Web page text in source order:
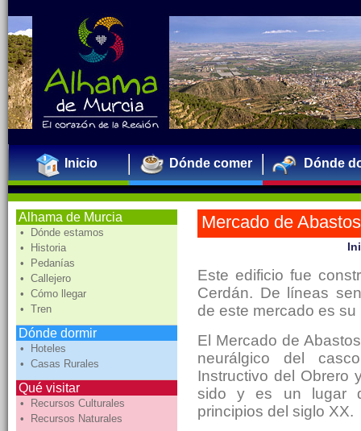
Inicio Dónde comer Dónde
Alhama de Murcia
• Dónde estamos
• Historia
• Pedanías
• Callejero
• Cómo llegar
• Tren
Dónde dormir
• Hoteles
• Casas Rurales
Qué visitar
• Recursos Culturales
• Recursos Naturales
Mercado de Abastos
Este edificio fue
Cerdán. De líneas
de este mercado es su
El Mercado de
neurálgico del
Instructivo del Obrero
sido y es un lugar
principios del siglo XX.